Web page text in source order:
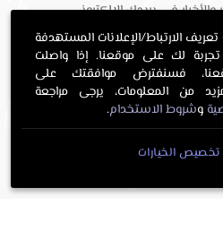
في بريدك الإلكتروني.
الارتباط/الإعلانات المستهدفة
لك على موقعنا. إذا واصلت
فسنفترض موافقتك على
من المعلومات، يرجى مراجعة
وشروط الاستخدام.
تخصيص الخيارات